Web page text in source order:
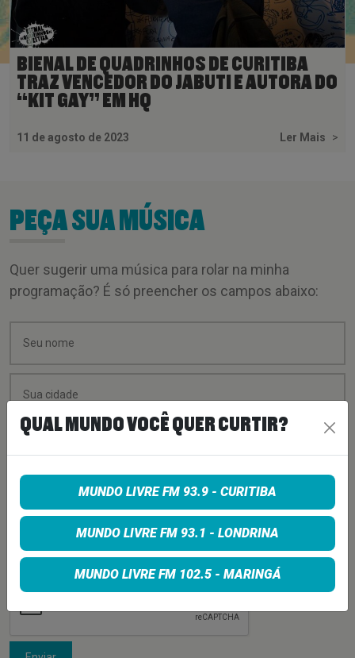
BIENAL DE QUADRINHOS DE CURITIBA
TRAZ VENCEDOR DO JABUTI E AUTORA DO
“KIT GAY” EM HQ
11 de agosto de 2023 Ler Mais >
PEÇA SUA MÚSICA
Quer sugerir uma música para rolar na minha
programação? É só preencher os campos abaixo:
QUAL MUNDO VOCÊ QUER CURTIR?
MUNDO LIVRE FM 93.9 - CURITIBA
MUNDO LIVRE FM 93.1 - LONDRINA
MUNDO LIVRE FM 102.5 - MARINGÁ